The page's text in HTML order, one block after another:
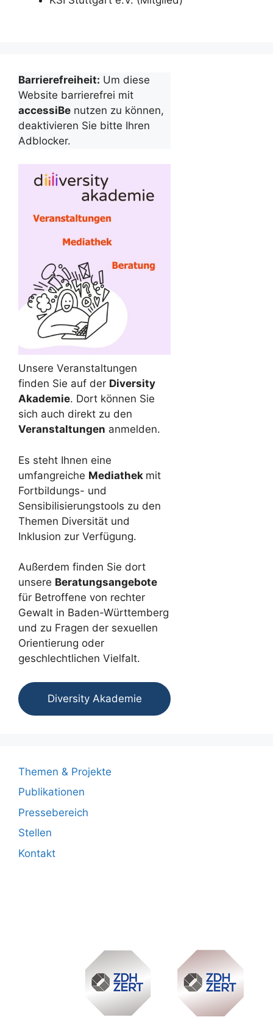
Barrierefreiheit: Um diese
Website barrierefrei mit
accessiBe nutzen zu können,
deaktivieren Sie bitte Ihren
Adblocker.
Unsere Veranstaltungen
finden Sie auf der Diversity
Akademie. Dort können Sie
sich auch direkt zu den
Veranstaltungen anmelden.
Es steht Ihnen eine
umfangreiche Mediathek mit
Fortbildungs- und
Sensibilisierungstools zu den
Themen Diversität und
Inklusion zur Verfügung.
Außerdem finden Sie dort
unsere Beratungsangebote
für Betroffene von rechter
Gewalt in Baden-Württemberg
und zu Fragen der sexuellen
Orientierung oder
geschlechtlichen Vielfalt.
Diversity Akademie
Themen & Projekte
Publikationen
Pressebereich
Stellen
Kontakt